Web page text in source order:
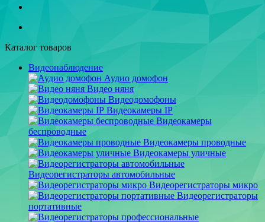
Каталог товаров
Видеонаблюдение
Аудио домофон
Видео няня
Видеодомофоны
Видеокамеры IP
Видеокамеры
беспроводные
Видеокамеры проводные
Видеокамеры уличные
Видеорегистраторы автомобильные
Видеорегистраторы микро
Видеорегистраторы
портативные